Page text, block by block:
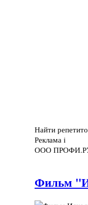
Найти
Реклама i
ООО
Фильм